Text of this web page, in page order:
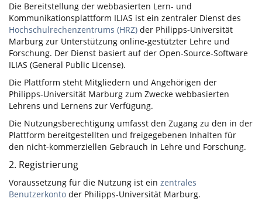
Die Bereitstellung der webbasierten Lern- und
Kommunikationsplattform ILIAS ist ein zentraler Dienst des
Hochschulrechenzentrums (HRZ) der Philipps-Universität
Marburg zur Unterstützung online-gestützter Lehre und
Forschung. Der Dienst basiert auf der Open-Source-Software
ILIAS (General Public License).
Die Plattform steht Mitgliedern und Angehörigen der
Philipps-Universität Marburg zum Zwecke webbasierten
Lehrens und Lernens zur Verfügung.
Die Nutzungsberechtigung umfasst den Zugang zu den in der
Plattform bereitgestellten und freigegebenen Inhalten für
den nicht-kommerziellen Gebrauch in Lehre und Forschung.
2. Registrierung
Voraussetzung für die Nutzung ist ein zentrales
Benutzerkonto der Philipps-Universität Marburg.